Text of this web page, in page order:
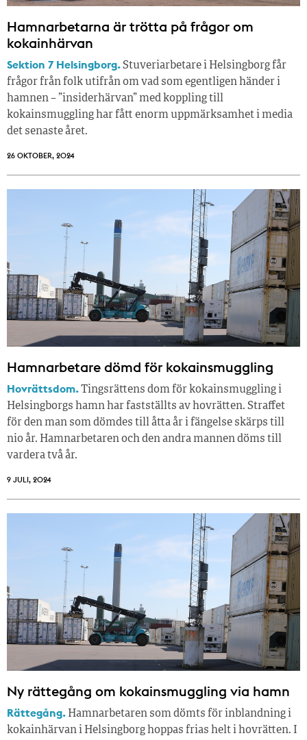
Hamnarbetarna är trötta på frågor om
kokainhärvan
Sektion 7 Helsingborg.Stuveriarbetare i Helsingborg får
frågor från folk utifrån om vad som egentligen händer i
hamnen – ”insiderhärvan” med koppling till
kokainsmuggling har fått enorm uppmärksamhet i media
det senaste året.
26 OKTOBER, 2024
Hamnarbetare dömd för kokainsmuggling
Hovrättsdom.Tingsrättens dom för kokainsmuggling i
Helsingborgs hamn har fastställts av hovrätten. Straffet
för den man som dömdes till åtta år i fängelse skärps till
nio år. Hamnarbetaren och den andra mannen döms till
vardera två år.
9 JULI, 2024
Ny rättegång om kokainsmuggling via hamn
Rättegång. Hamnarbetaren som dömts för inblandning i
kokainhärvan i Helsingborg hoppas frias helt i hovrätten. I